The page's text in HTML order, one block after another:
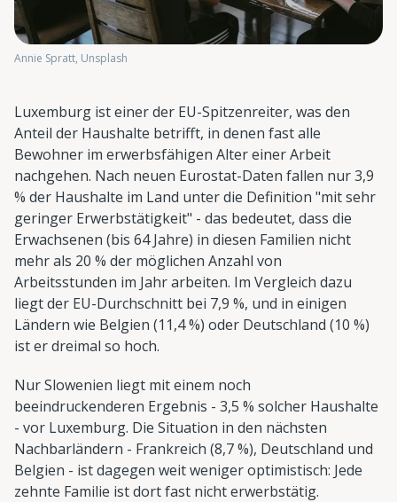
Annie Spratt, Unsplash
Luxemburg ist einer der EU-Spitzenreiter, was den
Anteil der Haushalte betrifft, in denen fast alle
Bewohner im erwerbsfähigen Alter einer Arbeit
nachgehen. Nach neuen Eurostat-Daten fallen nur 3,9
% der Haushalte im Land unter die Definition "mit sehr
geringer Erwerbstätigkeit" - das bedeutet, dass die
Erwachsenen (bis 64 Jahre) in diesen Familien nicht
mehr als 20 % der möglichen Anzahl von
Arbeitsstunden im Jahr arbeiten. Im Vergleich dazu
liegt der EU-Durchschnitt bei 7,9 %, und in einigen
Ländern wie Belgien (11,4 %) oder Deutschland (10 %)
ist er dreimal so hoch.
Nur Slowenien liegt mit einem noch
beeindruckenderen Ergebnis - 3,5 % solcher Haushalte
- vor Luxemburg. Die Situation in den nächsten
Nachbarländern - Frankreich (8,7 %), Deutschland und
Belgien - ist dagegen weit weniger optimistisch: Jede
zehnte Familie ist dort fast nicht erwerbstätig.